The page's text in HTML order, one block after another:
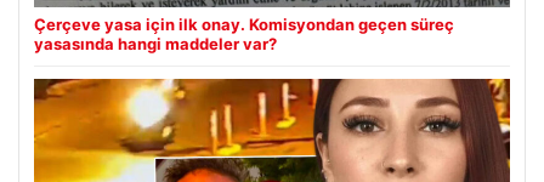
Çerçeve yasa için ilk onay. Komisyondan geçen süreç
yasasında hangi maddeler var?